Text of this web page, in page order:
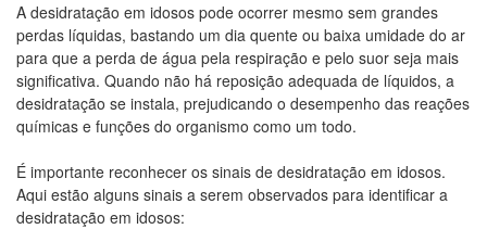
A desidratação em idosos pode ocorrer mesmo sem grandes
perdas líquidas, bastando um dia quente ou baixa umidade do ar
para que a perda de água pela respiração e pelo suor seja mais
significativa. Quando não há reposição adequada de líquidos, a
desidratação se instala, prejudicando o desempenho das reações
químicas e funções do organismo como um todo.
É importante reconhecer os sinais de desidratação em idosos.
Aqui estão alguns sinais a serem observados para identificar a
desidratação em idosos: